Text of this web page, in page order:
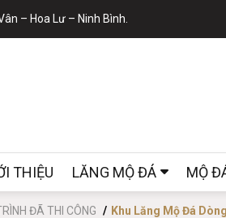
– Hoa Lư – Ninh Bình.
THIỆU LĂNG MỘ ĐÁ MỘ
ĐÃ THI CÔNG Khu Lăng Mộ Đá